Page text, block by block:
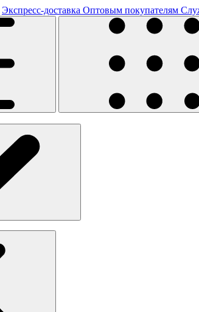
Экспресс-доставка Оптовым покупателям